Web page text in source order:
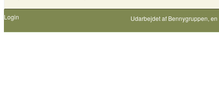
Login Udarbejdet af Bennygruppen,